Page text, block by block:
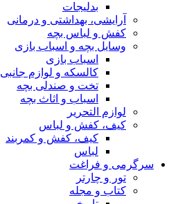
بدلیجات
آرایشی، بهداشتی و درمانی
کفش و لباس بچه
وسایل بچه و اسباب بازی
اسباب بازی
کالسکه و لوازم جانبی
تخت و صندلی بچه
اسباب و اثاث بچه
لوازم التحریر
کیف، کفش و لباس
کیف، کفش و کمربند
لباس
سرگرمی و فراغت
تور و چارتر
کتاب و مجله